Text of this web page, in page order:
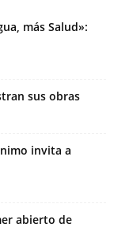
más Salud»:
sus obras
invita a
abierto de